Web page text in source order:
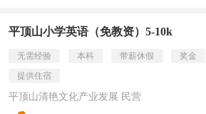
平顶山小学英语（免教资）5-10k
无需经验 本科 带薪休假 奖金
提供住宿
平顶山清艳文化产业发展 民营